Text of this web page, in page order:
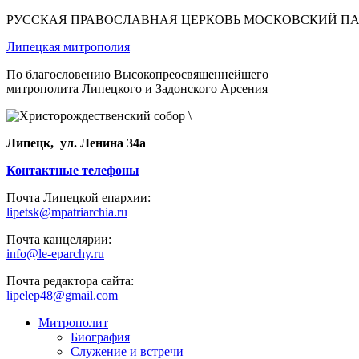
РУССКАЯ ПРАВОСЛАВНАЯ ЦЕРКОВЬ МОСКОВСКИЙ
Липецкая митрополия
По благословению Высокопреосвященнейшего
митрополита Липецкого и Задонского Арсения
Липецк, ул. Ленина 34а
Контактные телефоны
Почта Липецкой епархии:
lipetsk@mpatriarchia.ru
Почта канцелярии:
info@le-eparchy.ru
Почта редактора сайта:
lipelep48@gmail.com
Митрополит
Биография
Служение и встречи